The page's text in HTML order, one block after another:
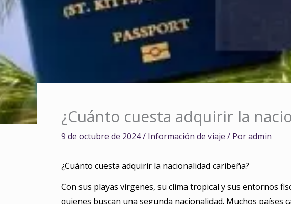
¿Cuánto cuesta adquirir la
9 de octubre de 2024/ Información de viaje / Poradmin
¿Cuánto cuesta adquirir la nacionalidad caribeña?
Con sus playas vírgenes, su clima tropical y sus entornos
quienes buscan una segunda nacionalidad. Muchos